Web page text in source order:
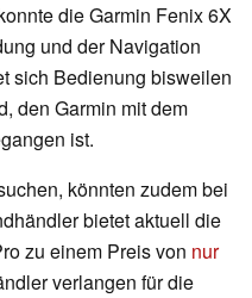
die Garmin Fenix 6X
und der Navigation
sich Bedienung bisweilen
den Garmin mit dem
ist.
könnten zudem bei
bietet aktuell die
zu einem Preis von nur
verlangen für die